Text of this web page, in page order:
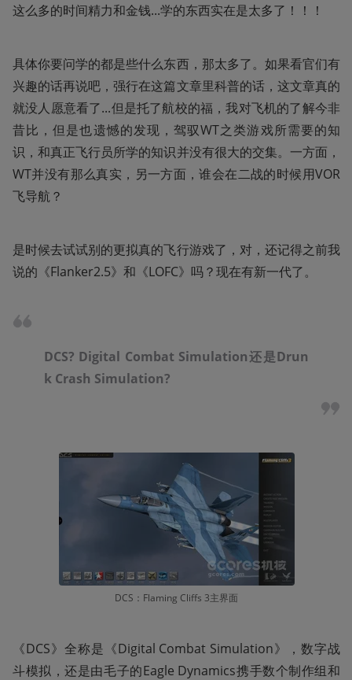
这么多的时间精力和金钱...学的东西实在是太多了！！！
具体你要问学的都是些什么东西，那太多了。如果看官们有
兴趣的话再说吧，强行在这篇文章里科普的话，这文章真的
就没人愿意看了...但是托了航校的福，我对飞机的了解今非
昔比，但是也遗憾的发现，驾驭WT之类游戏所需要的知
识，和真正飞行员所学的知识并没有很大的交集。一方面，
WT并没有那么真实，另一方面，谁会在二战的时候用VOR
飞导航？
是时候去试试别的更拟真的飞行游戏了，对，还记得之前我
说的《Flanker2.5》和《LOFC》吗？现在有新一代了。
DCS? Digital Combat Simulation还是Drun
k Crash Simulation?
DCS：Flaming Cliffs 3主界面
《DCS》全称是《Digital Combat Simulation》，数字战
斗模拟，还是由毛子的Eagle Dynamics携手数个制作组和